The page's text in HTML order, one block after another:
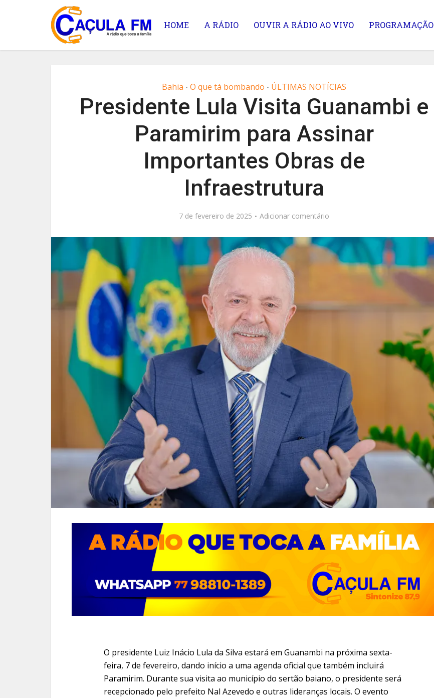
HOME A RÁDIO OUVIR A RÁDIO AO VIVO PROGRAMAÇÃO
Bahia • O que tá bombando • ÚLTIMAS NOTÍCIAS
Presidente Lula Visita Guanambi e
Paramirim para Assinar
Importantes Obras de
Infraestrutura
7 de fevereiro de 2025 Adicionar comentário
O presidente Luiz Inácio Lula da Silva estará em Guanambi na próxima sexta-
feira, 7 de fevereiro, dando início a uma agenda oficial que também incluirá
Paramirim. Durante sua visita ao município do sertão baiano, o presidente será
recepcionado pelo prefeito Nal Azevedo e outras lideranças locais. O evento